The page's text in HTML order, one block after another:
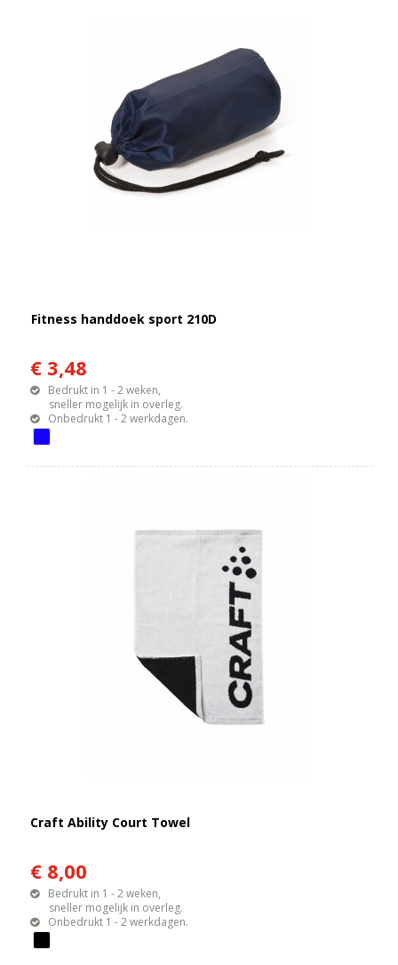
Fitness handdoek sport 210D
€ 3,48
Bedrukt in 1 - 2 weken,
sneller mogelijk in overleg.
Onbedrukt 1 - 2 werkdagen.
Craft Ability Court Towel
€ 8,00
Bedrukt in 1 - 2 weken,
sneller mogelijk in overleg.
Onbedrukt 1 - 2 werkdagen.